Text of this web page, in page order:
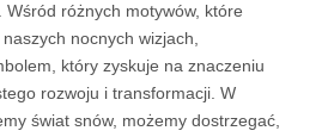
różnych motywów, które
nocnych wizjach,
który zyskuje na znaczeniu
rozwoju i transformacji. W
świat snów, możemy dostrzegać,